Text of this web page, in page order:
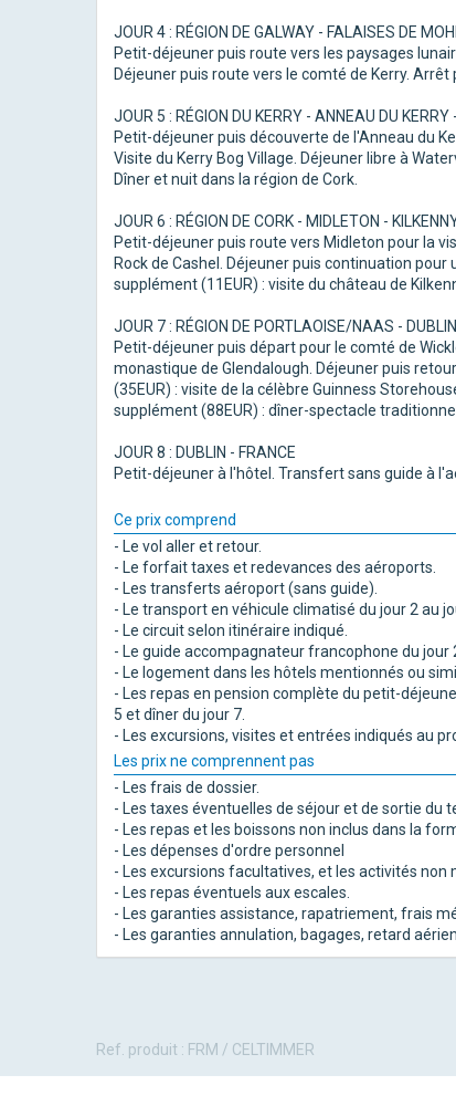
JOUR 4 : RÉGION DE GALWAY - FALAISES DE
Petit-déjeuner puis route vers les paysages
Déjeuner puis route vers le comté de Kerry.
JOUR 5 : RÉGION DU KERRY - ANNEAU DU
Petit-déjeuner puis découverte de l'Anneau du
Visite du Kerry Bog Village. Déjeuner libre à
Dîner et nuit dans la région de Cork.
JOUR 6 : RÉGION DE CORK - MIDLETON -
Petit-déjeuner puis route vers Midleton pour la
Rock de Cashel. Déjeuner puis continuation
supplément (11EUR) : visite du château de
JOUR 7 : RÉGION DE PORTLAOISE/NAAS -
Petit-déjeuner puis départ pour le comté de
monastique de Glendalough. Déjeuner puis
(35EUR) : visite de la célèbre Guinness
supplément (88EUR) : dîner-spectacle
JOUR 8 : DUBLIN - FRANCE
Petit-déjeuner à l'hôtel. Transfert sans guide à
Ce prix comprend
- Le vol aller et retour.
- Le forfait taxes et redevances des aéroports.
- Les transferts aéroport (sans guide).
- Le transport en véhicule climatisé du jour 2 au
- Le circuit selon itinéraire indiqué.
- Le guide accompagnateur francophone du jour
- Le logement dans les hôtels mentionnés ou
- Les repas en pension complète du petit-
5 et dîner du jour 7.
- Les excursions, visites et entrées indiqués au
Les prix ne comprennent pas
- Les frais de dossier.
- Les taxes éventuelles de séjour et de sortie du
- Les repas et les boissons non inclus dans la
- Les dépenses d'ordre personnel
- Les excursions facultatives, et les activités non
- Les repas éventuels aux escales.
- Les garanties assistance, rapatriement, frais
- Les garanties annulation, bagages, retard aérien.
Ref. produit : FRM / CELTIMMER